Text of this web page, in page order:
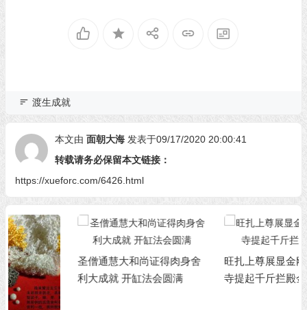
渡生成就
本文由 面朝大海 发表于09/17/2020 20:00:41
转载请务必保留本文链接：
https://xueforc.com/6426.html
圣僧通慧大和尚证得肉身舍
利大成就 开缸法会圆满
旺扎上尊展显金刚力 在圣蹟
寺提起千斤拦殿金刚杵